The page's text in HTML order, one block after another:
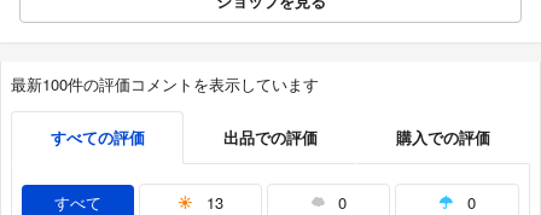
最新100件の評価コメントを表示しています
すべての評価 出品での評価 購入での評価
すべて 13 0 0